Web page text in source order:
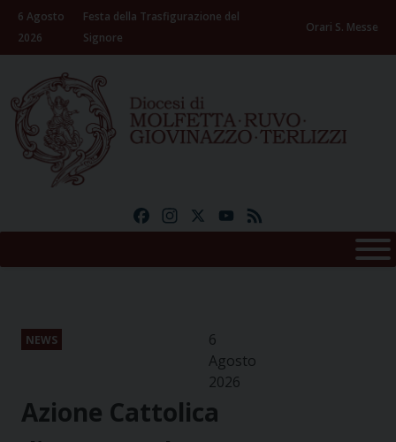
Skip
content
6 Agosto
2026
Festa della Trasfigurazione del
Signore
Orari S. Messe
FacebookInstagramYouTube
NEWS
6
Agosto
2026
Azione Cattolica